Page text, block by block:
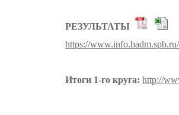
РЕЗУЛЬТАТЫ
https://
Итоги 1-го круга: http://